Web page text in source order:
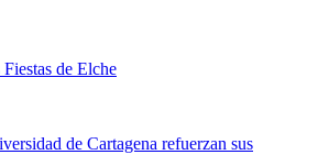
de Elche
de Cartagena refuerzan sus